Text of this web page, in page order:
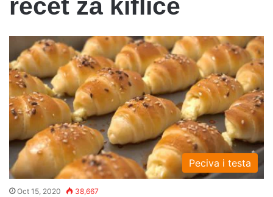
recet za kiflice
Peciva i testa
Oct 15, 2020 38,667